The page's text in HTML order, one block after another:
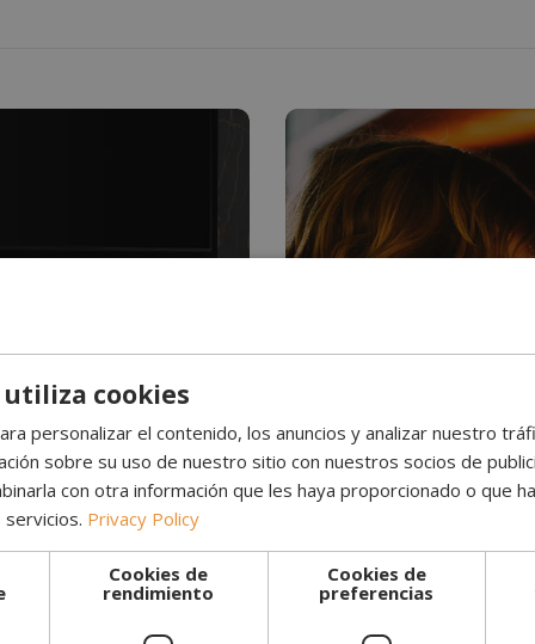
Funcionan sin humo, no
Transforma
¿Alguna vez has
Chimenea
Las chimeneas de vapor
emisiones. Son
impresionante con total
cookies
personalizar el contenido, los anuncios y analizar nuestro
sobre su uso de nuestro sitio con nuestros socios de
con otra información que les haya proporcionado o que
Privacy Policy
Cookies de
rendimiento
Cookies de
preferencias